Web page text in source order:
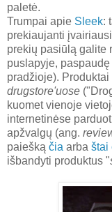
paletė.
Trumpai apie Sleek:
prekiaujanti
prekių pasiūlą galite
puslapyje,
pradžioje).
drugstore'uose
kuomet vienoje
internetinėse
apžvalgų (ang.
paiešką čia arba štai
išbandyti produktus "